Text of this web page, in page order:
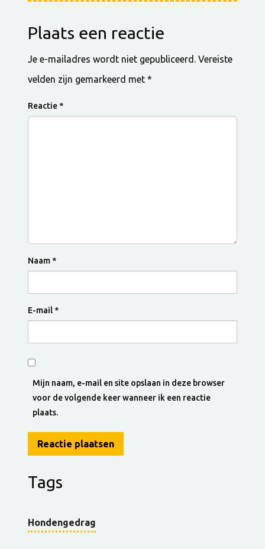
Plaats een reactie
Je e-mailadres wordt niet gepubliceerd. Vereiste
velden zijn gemarkeerd met*
Reactie *
Naam *
E-mail *
Mijn naam, e-mail en site opslaan in deze browser
voor de volgende keer wanneer ik een reactie
plaats.
Tags
Hondengedrag